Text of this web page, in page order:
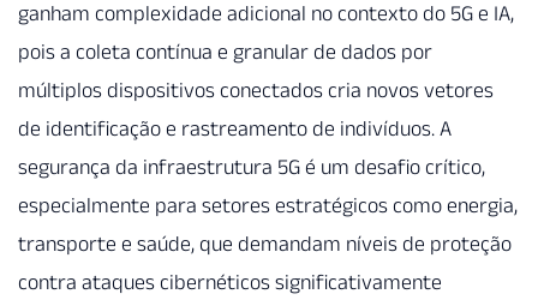
ganham complexidade adicional no contexto do 5G e IA,
pois a coleta contínua e granular de dados por
múltiplos dispositivos conectados cria novos vetores
de identificação e rastreamento de indivíduos. A
segurança da infraestrutura 5G é um desafio crítico,
especialmente para setores estratégicos como energia,
transporte e saúde, que demandam níveis de proteção
contra ataques cibernéticos significativamente